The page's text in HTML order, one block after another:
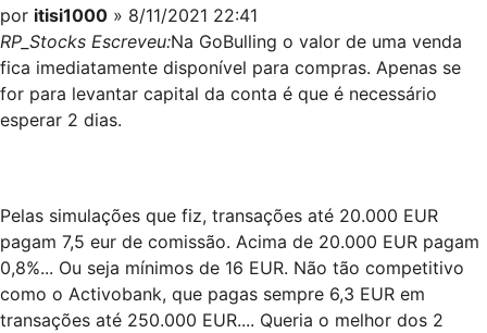
por itisi1000 » 8/11/2021 22:41
RP_Stocks Escreveu:Na GoBulling o valor de uma venda
fica imediatamente disponível para compras. Apenas se
for para levantar capital da conta é que é necessário
esperar 2 dias.
Pelas simulações que fiz, transações até 20.000 EUR
pagam 7,5 eur de comissão. Acima de 20.000 EUR pagam
0,8%... Ou seja mínimos de 16 EUR. Não tão competitivo
como o Activobank, que pagas sempre 6,3 EUR em
transações até 250.000 EUR.... Queria o melhor dos 2